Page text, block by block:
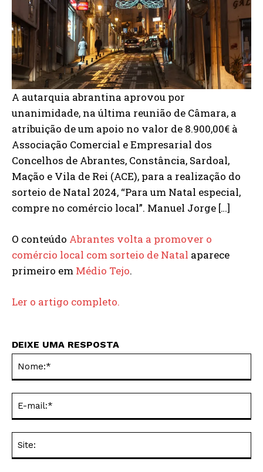
A autarquia abrantina aprovou por
unanimidade, na última reunião de Câmara, a
atribuição de um apoio no valor de 8.900,00€ à
Associação Comercial e Empresarial dos
Concelhos de Abrantes, Constância, Sardoal,
Mação e Vila de Rei (ACE), para a realização do
sorteio de Natal 2024, “Para um Natal especial,
compre no comércio local”. Manuel Jorge […]
O conteúdo Abrantes volta a promover o
comércio local com sorteio de Natal aparece
primeiro em Médio Tejo.
Ler o artigo completo.
DEIXE UMA RESPOSTA